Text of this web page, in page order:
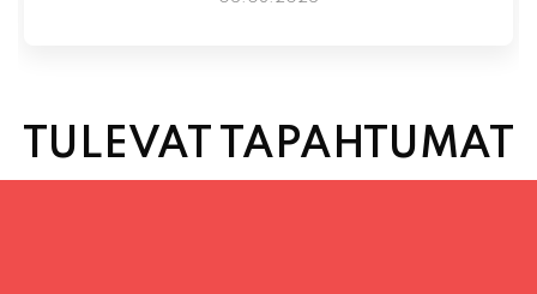
TULEVAT TAPAHTUMAT